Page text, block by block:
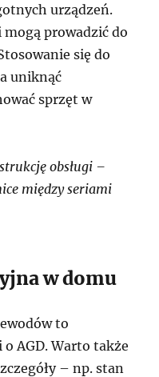
urządzeń.
prowadzić do
się do
uniknąć
sprzęt w
obsługi –
między seriami
w domu
to
AGD. Warto także
– np. stan